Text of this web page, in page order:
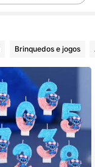
Brinquedos e jogos